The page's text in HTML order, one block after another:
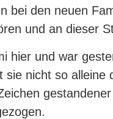
bei den neuen
und an dieser
hier und war
sie nicht so alleine